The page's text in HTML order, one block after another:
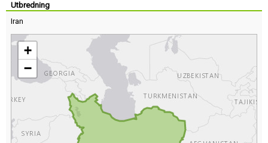
Utbredning
Iran
+
−